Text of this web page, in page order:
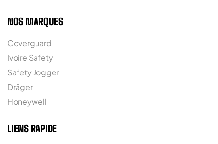
NOS MARQUES
Coverguard
Ivoire Safety
Safety Jogger
Dräger
Honeywell
LIENS RAPIDE